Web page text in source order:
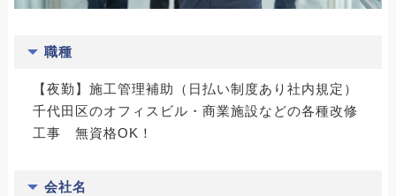
職種
【夜勤】施工管理補助（日払い制度あり社内規定）
千代田区のオフィスビル・商業施設などの各種改修
工事 無資格OK！
会社名